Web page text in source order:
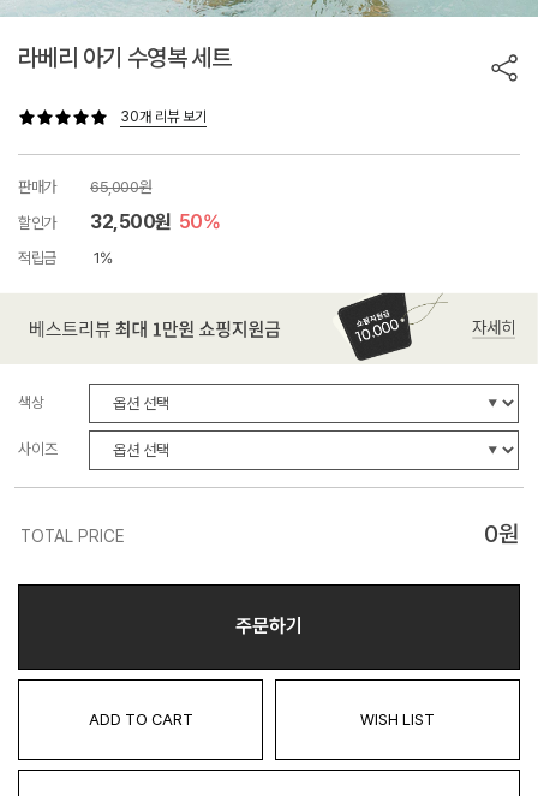
라베리 아기 수영복 세트
30개 리뷰 보기
판매가
65,000원
할인가
32,500원 50%
적립금 1%
색상
사이즈
TOTAL PRICE 0원
주문하기
ADD TO CART WISH LIST